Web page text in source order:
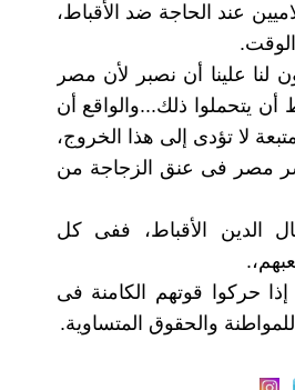
عند الحاجة ضد الأقباط،
لنا علينا أن نصبر لأن مصر
يتحملوا ذلك...والواقع أن
لا تؤدى إلى هذا الخروج،
مصر فى عنق الزجاجة من
الدين الأقباط، ففى كل
حركوا قوتهم الكامنة فى
والحقوق المتساوية.